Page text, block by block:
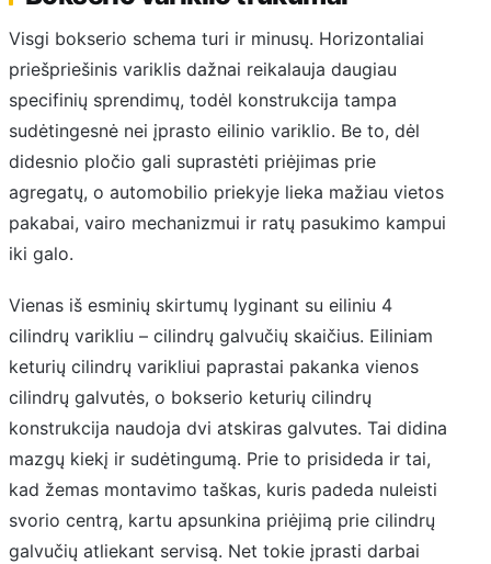
Visgi bokserio schema turi ir minusų. Horizontaliai
priešpriešinis variklis dažnai reikalauja daugiau
specifinių sprendimų, todėl konstrukcija tampa
sudėtingesnė nei įprasto eilinio variklio. Be to, dėl
didesnio pločio gali suprastėti priėjimas prie
agregatų, o automobilio priekyje lieka mažiau vietos
pakabai, vairo mechanizmui ir ratų pasukimo kampui
iki galo.
Vienas iš esminių skirtumų lyginant su eiliniu 4
cilindrų varikliu – cilindrų galvučių skaičius. Eiliniam
keturių cilindrų varikliui paprastai pakanka vienos
cilindrų galvutės, o bokserio keturių cilindrų
konstrukcija naudoja dvi atskiras galvutes. Tai didina
mazgų kiekį ir sudėtingumą. Prie to prisideda ir tai,
kad žemas montavimo taškas, kuris padeda nuleisti
svorio centrą, kartu apsunkina priėjimą prie cilindrų
galvučių atliekant servisą. Net tokie įprasti darbai